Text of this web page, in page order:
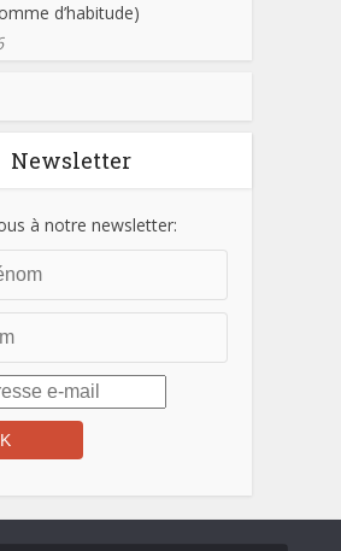
d’habitude)
Newsletter
à notre newsletter: